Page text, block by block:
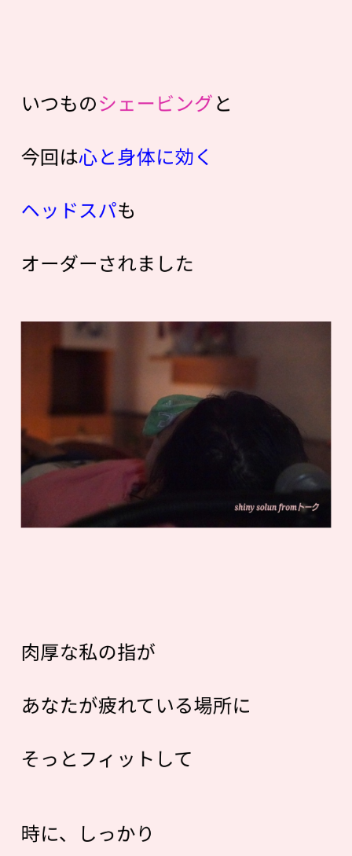
いつものシェービングと
今回は心と身体に効く
ヘッドスパも
オーダーされました
肉厚な私の指が
あなたが疲れている場所に
そっとフィットして
時に、しっかり